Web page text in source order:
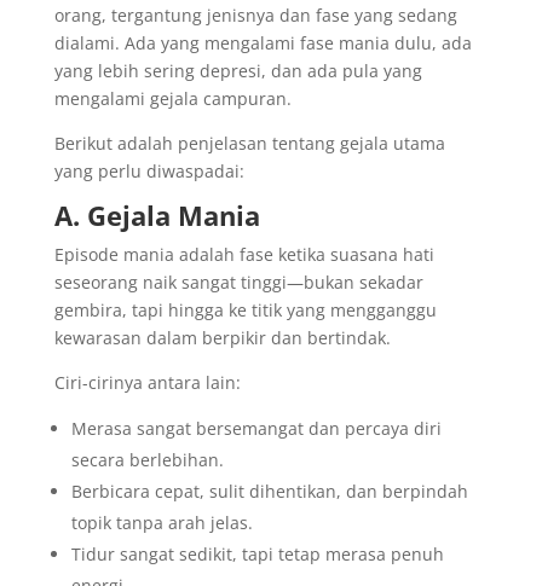
orang, tergantung jenisnya dan fase yang sedang
dialami. Ada yang mengalami fase mania dulu, ada
yang lebih sering depresi, dan ada pula yang
mengalami gejala campuran.
Berikut adalah penjelasan tentang gejala utama
yang perlu diwaspadai:
A. Gejala Mania
Episode mania adalah fase ketika suasana hati
seseorang naik sangat tinggi—bukan sekadar
gembira, tapi hingga ke titik yang mengganggu
kewarasan dalam berpikir dan bertindak.
Ciri-cirinya antara lain:
Merasa sangat bersemangat dan percaya diri
secara berlebihan.
Berbicara cepat, sulit dihentikan, dan berpindah
topik tanpa arah jelas.
Tidur sangat sedikit, tapi tetap merasa penuh